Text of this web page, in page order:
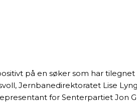
på en søker som har
Jernbanedirektoratet Lise
for Senterpartiet Jon